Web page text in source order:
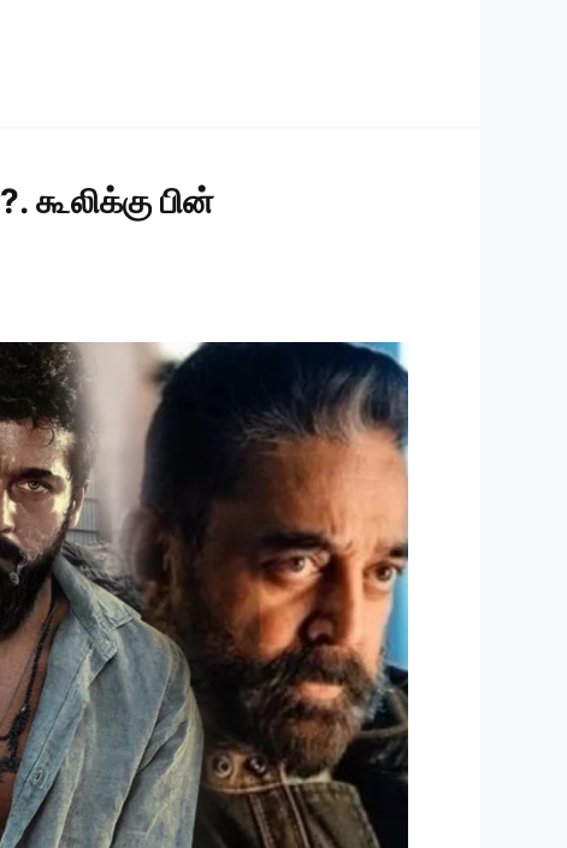
கூலிக்கு பின்